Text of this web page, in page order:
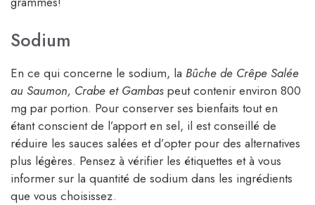
Sodium
En ce qui concerne le sodium, la Bûche de Crêpe Salée
au Saumon, Crabe et Gambas peut contenir environ 800
mg par portion. Pour conserver ses bienfaits tout en
étant conscient de l’apport en sel, il est conseillé de
réduire les sauces salées et d’opter pour des alternatives
plus légères. Pensez à vérifier les étiquettes et à vous
informer sur la quantité de sodium dans les ingrédients
que vous choisissez.